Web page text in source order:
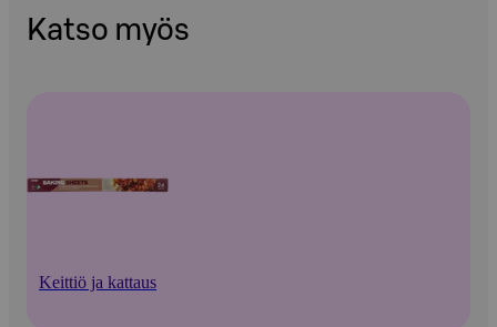
Katso myös
Keittiö ja kattaus